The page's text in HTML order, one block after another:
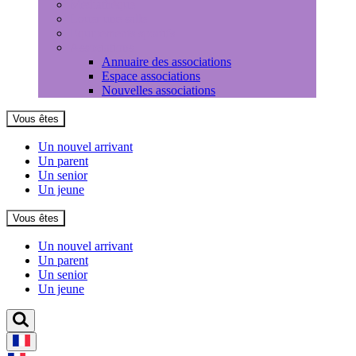
Annuaire des associations
Espace associations
Nouvelles associations
Vous êtes
Un nouvel arrivant
Un parent
Un senior
Un jeune
Vous êtes
Un nouvel arrivant
Un parent
Un senior
Un jeune